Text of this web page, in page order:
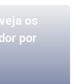
os
por